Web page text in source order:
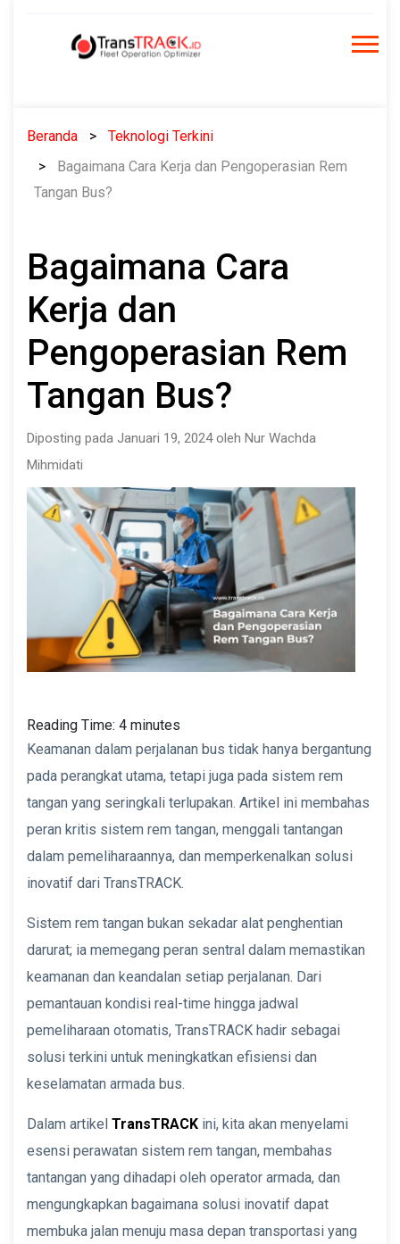
Beranda
Teknologi Terkini
Bagaimana Cara Kerja dan Pengoperasian Rem
Tangan Bus?
Bagaimana Cara
Kerja dan
Pengoperasian Rem
Tangan Bus?
Diposting pada Januari 19, 2024 oleh Nur Wachda
Mihmidati
Reading Time: 4 minutes
Keamanan dalam perjalanan bus tidak hanya bergantung
pada perangkat utama, tetapi juga pada sistem rem
tangan yang seringkali terlupakan. Artikel ini membahas
peran kritis sistem rem tangan, menggali tantangan
dalam pemeliharaannya, dan memperkenalkan solusi
inovatif dari TransTRACK.
Sistem rem tangan bukan sekadar alat penghentian
darurat; ia memegang peran sentral dalam memastikan
keamanan dan keandalan setiap perjalanan. Dari
pemantauan kondisi real-time hingga jadwal
pemeliharaan otomatis, TransTRACK hadir sebagai
solusi terkini untuk meningkatkan efisiensi dan
keselamatan armada bus.
Dalam artikel TransTRACK ini, kita akan menyelami
esensi perawatan sistem rem tangan, membahas
tantangan yang dihadapi oleh operator armada, dan
mengungkapkan bagaimana solusi inovatif dapat
membuka jalan menuju masa depan transportasi yang